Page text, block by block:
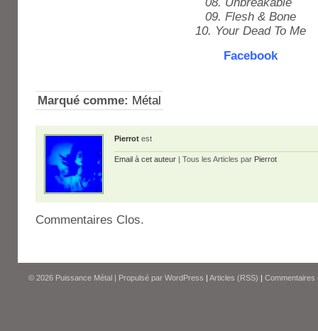
09. Flesh & Bone
10. Your Dead To Me
Facebook
Marqué comme: Métal
Pierrot est
Email à cet auteur | Tous les Articles par Pierrot
Commentaires Clos.
© 2026 Puissance Métal | Propulsé par WordPress | Articles (RSS) | Commentaires